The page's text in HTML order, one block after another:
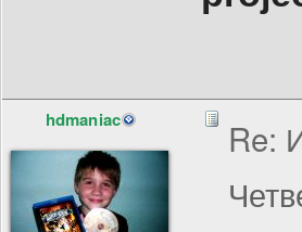
hdmaniac
Re: